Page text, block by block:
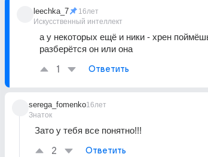
leechka_7
Искусственный интеллект
16лет
а у некоторых ещё и ники - хрен
разберётся он или она
1 Ответить
serega_fomenko
Знаток
16лет
Зато у тебя все понятно!!!
2 Ответить